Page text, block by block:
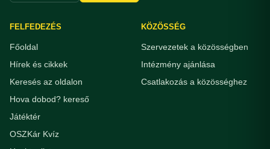
FELFEDEZÉS
Főoldal
Hírek és cikkek
Keresés az oldalon
Hova dobod? kereső
Játéktér
OSZKár Kvíz
KÖZÖSSÉG
Szervezetek a közösségben
Intézmény ajánlása
Csatlakozás a közösséghez